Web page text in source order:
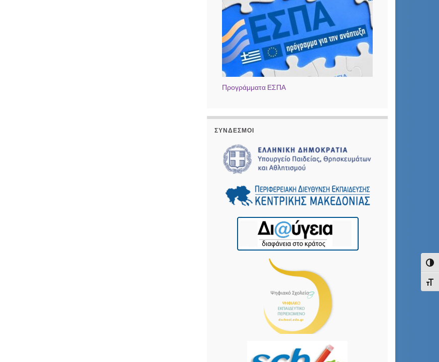
Προγράμματα ΕΣΠΑ
ΣΎΝΔΕΣΜΟΙ